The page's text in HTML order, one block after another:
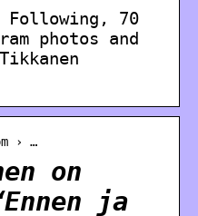
Following, 70
photos and
› …
on
ja